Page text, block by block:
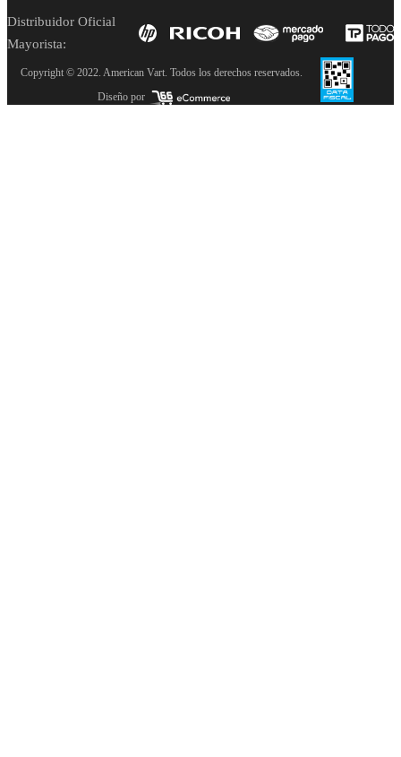
Distribuidor Oficial
Mayorista:
Copyright © 2022. American Vart. Todos los derechos reservados.
Diseño por